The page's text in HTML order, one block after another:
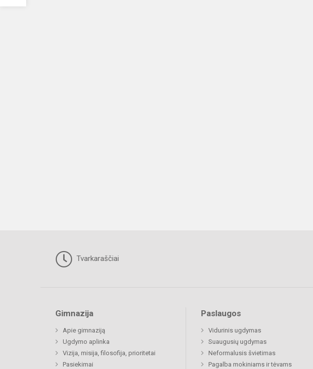
Tvarkaraščiai
Gimnazija
Apie gimnaziją
Ugdymo aplinka
Vizija, misija, filosofija, prioritetai
Pasiekimai
Paslaugos
Vidurinis ugdymas
Suaugusių ugdymas
Neformalusis švietimas
Pagalba mokiniams ir tėvams